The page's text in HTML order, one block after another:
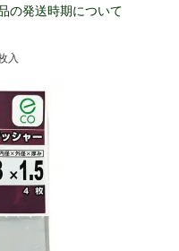
の発送時期について
入